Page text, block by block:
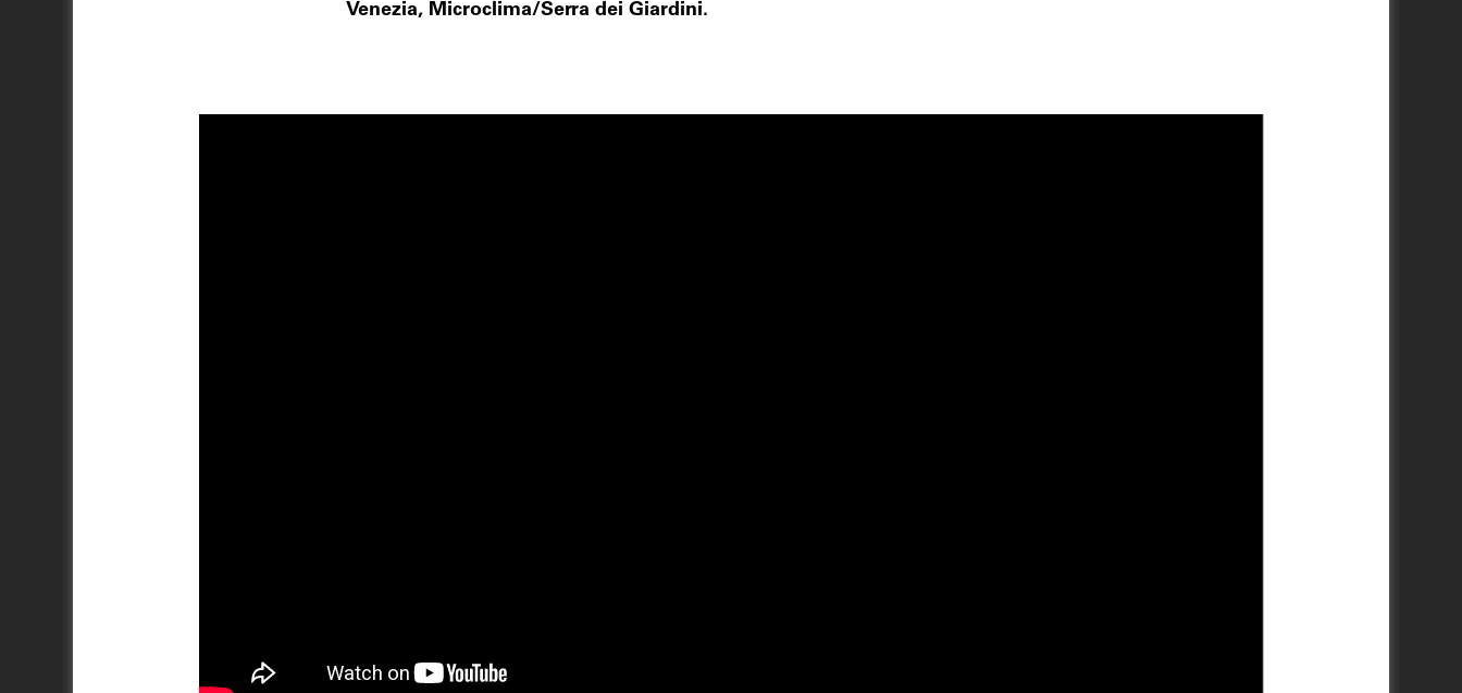
Venezia, Microclima/Serra dei Giardini.